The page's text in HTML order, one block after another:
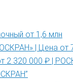
от 1,6 млн
| Цена от
2 320 000 ₽ |